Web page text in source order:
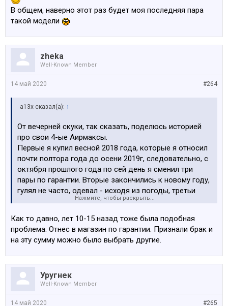
В общем, наверно этот раз будет моя последняя пара
такой модели
zheka
Well-Known Member
#264
14 май 2020
a13x сказал(а): ↑
От вечерней скуки, так сказать, поделюсь историей
про свои 4-ые Аирмаксы.
Первые я купил весной 2018 года, которые я относил
почти полтора года до осени 2019г, следовательно, с
октября прошлого года по сей день я сменил три
пары по гарантии. Вторые закончились к новому году,
гулял не часто, одевал - исходя из погоды, третьи
закончились в середине марта, ну и вот четвертые
заметил дефект.
К сожалению, фотографий за весь сюжет не
насобирал, есть только последняя пара, отходившая
полтора месяца. Вот такая трещина появляется на
пятке и в итоге подошва начинает разваливаться.
Посмотреть вложение 173870
В предыдущие два раза разваливался только правый
Нажмите, чтобы раскрыть...
Как то давно, лет 10-15 назад тоже была подобная
проблема. Отнес в магазин по гарантии. Признали брак и
на эту сумму можно было выбрать другие.
Уругнек
Well-Known Member
#265
14 май 2020